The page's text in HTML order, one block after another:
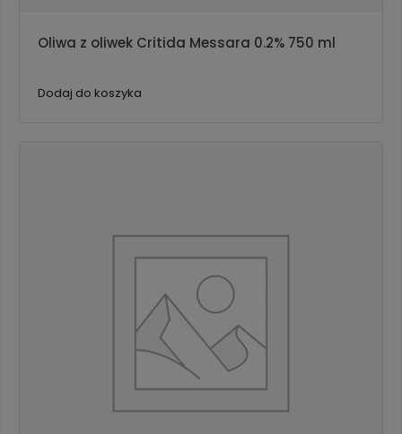
Oliwa z oliwek Critida Messara 0.2% 750 ml
Dodaj do koszyka